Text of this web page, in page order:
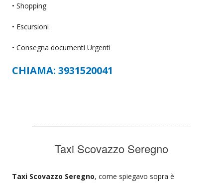
• Shopping
• Escursioni
• Consegna documenti Urgenti
CHIAMA: 3931520041
Taxi Scovazzo Seregno
Taxi Scovazzo Seregno, come spiegavo sopra è